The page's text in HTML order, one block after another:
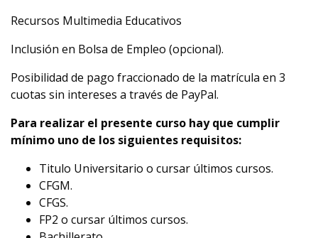
Recursos Multimedia Educativos
Inclusión en Bolsa de Empleo (opcional).
Posibilidad de pago fraccionado de la matrícula en 3
cuotas sin intereses a través de PayPal.
Para realizar el presente curso hay que cumplir
mínimo uno de los siguientes requisitos:
Titulo Universitario o cursar últimos cursos.
CFGM.
CFGS.
FP2 o cursar últimos cursos.